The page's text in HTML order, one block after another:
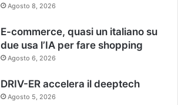
Agosto 8, 2026
E-commerce, quasi un italiano su
due usa l’IA per fare shopping
Agosto 6, 2026
DRIV-ER accelera il deeptech
Agosto 5, 2026